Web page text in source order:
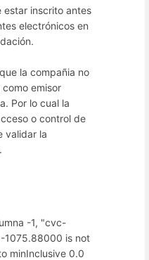
estar inscrito antes
electrónicos en
la compañia no
emisor
Por lo cual la
o control de
validar la
-1, "cvc-
1075.88000 is not
minInclusive 0.0